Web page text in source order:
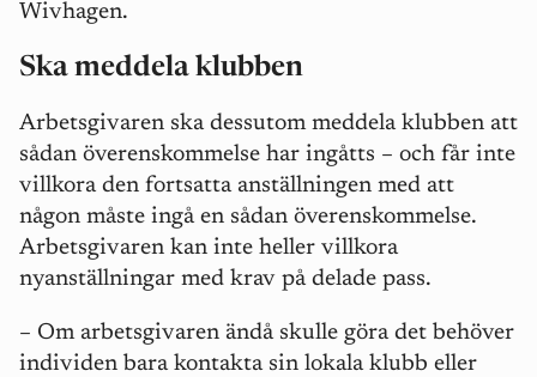
Wivhagen.
Ska meddela klubben
Arbetsgivaren ska dessutom meddela klubben att
sådan överenskommelse har ingåtts – och får inte
villkora den fortsatta anställningen med att
någon måste ingå en sådan överenskommelse.
Arbetsgivaren kan inte heller villkora
nyanställningar med krav på delade pass.
– Om arbetsgivaren ändå skulle göra det behöver
individen bara kontakta sin lokala klubb eller